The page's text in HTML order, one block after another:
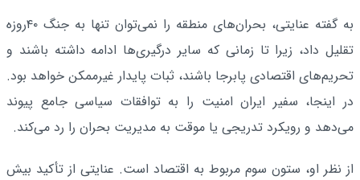
به گفته عنایتی، بحران‌های منطقه را نمی‌توان تنها به جنگ ۴۰روزه
تقلیل داد، زیرا تا زمانی که سایر درگیری‌ها ادامه داشته باشند و
تحریم‌های اقتصادی پابرجا باشند، ثبات پایدار غیرممکن خواهد بود.
در اینجا، سفیر ایران امنیت را به توافقات سیاسی جامع پیوند
می‌دهد و رویکرد تدریجی یا موقت به مدیریت بحران را رد می‌کند.
از نظر او، ستون سوم مربوط به اقتصاد است. عنایتی از تأکید بیش